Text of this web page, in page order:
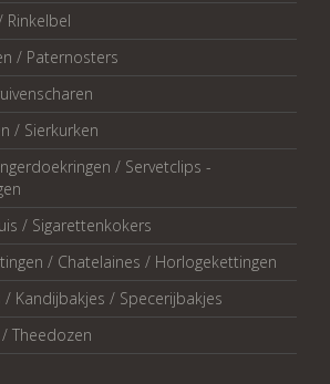
Rinkelbel
/ Paternosters
/ Sierkurken
/ Servetclips -
/ Sigarettenkokers
/ Chatelaines / Horlogekettingen
/ Kandijbakjes / Specerijbakjes
Theedozen